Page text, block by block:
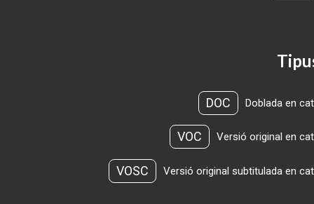
DOC Doblada en
VOC Versió original en
VOSC Versió original subtitulada en